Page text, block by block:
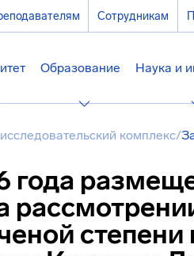
Сотрудникам
Образование Наука и
комплекс/
года